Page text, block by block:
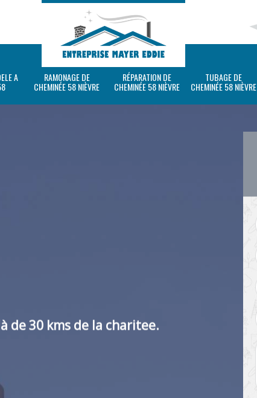
A RAMONAGE DE
CHEMINÉE 58 NIÈVRE
RÉPARATION DE
CHEMINÉE 58 NIÈVRE
TUBAGE DE
CHEMINÉE 58 NIÈVRE
de 30 kms de la charitee.